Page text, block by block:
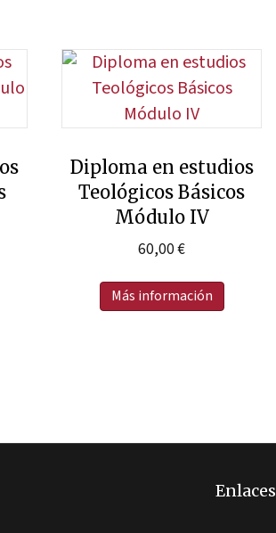
Diploma en estudios
Teológicos Básicos
Módulo IV
60,00€
Más información